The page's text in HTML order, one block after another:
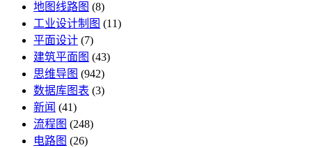
地图线路图 (8)
工业设计制图 (11)
平面设计 (7)
建筑平面图 (43)
思维导图 (942)
数据库图表 (3)
新闻 (41)
流程图 (248)
电路图 (26)